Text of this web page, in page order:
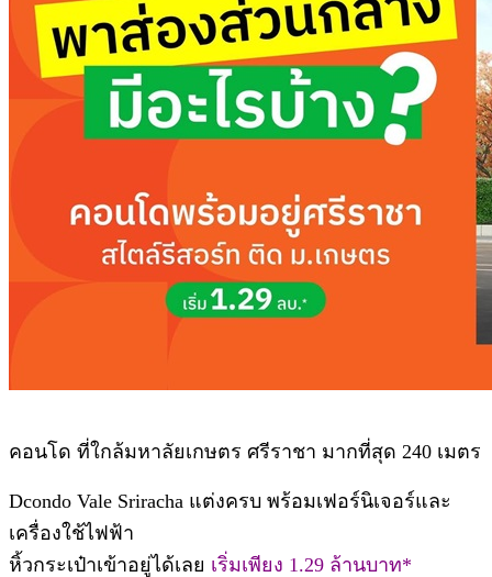
คอนโด ที่ใกล้มหาลัยเกษตร ศรีราชา มากที่สุด 240 เมตร
Dcondo Vale Sriracha แต่งครบ พร้อมเฟอร์นิเจอร์และ
เครื่องใช้ไฟฟ้า
หิ้วกระเป๋าเข้าอยู่ได้เลย เริ่มเพียง 1.29 ล้านบาท*